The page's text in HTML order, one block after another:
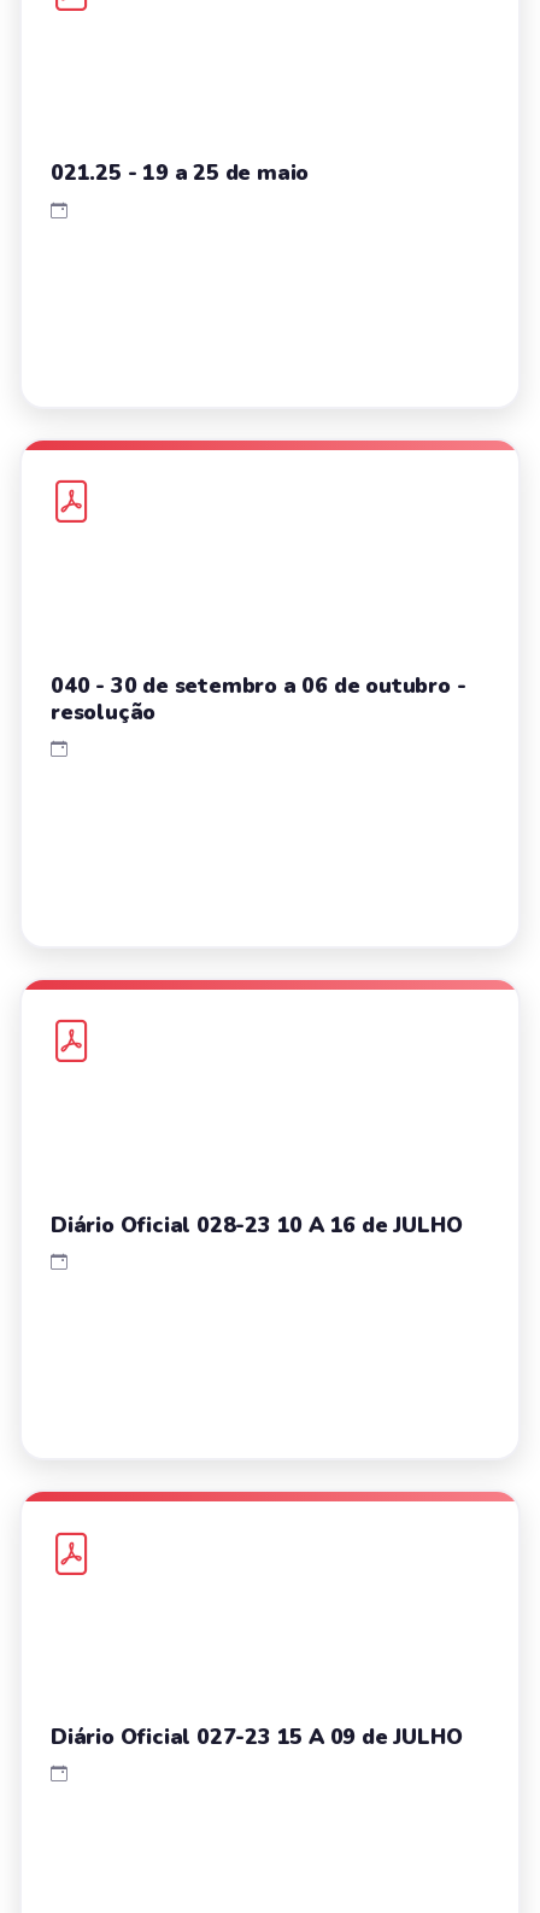
021.25 - 19 a 25 de maio
040 - 30 de setembro a 06 de outubro -
resolução
Diário Oficial 028-23 10 A 16 de JULHO
Diário Oficial 027-23 15 A 09 de JULHO